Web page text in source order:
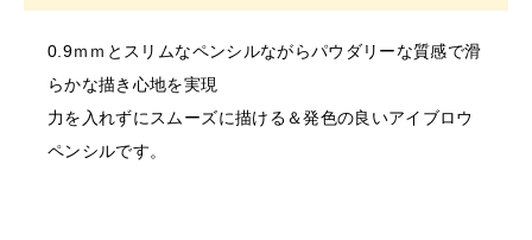
書類確認後に商品を発送しま
す。
確認できない場合はご注文をキャンセルいたしますの
で、あらかじめご了承くださ
0.9ｍｍとスリムなペンシルながらパウダリーな質感で滑
らかな描き心地を実現
力を入れずにスムーズに描ける＆発色の良いアイブロウ
ペンシルです。